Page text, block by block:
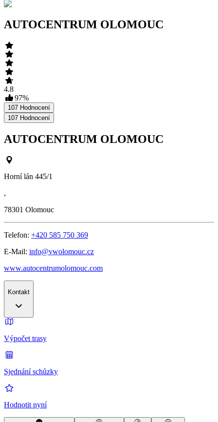
AUTOCENTRUM OLOMOUC
4.8
97%
107 Hodnocení
107 Hodnocení
AUTOCENTRUM OLOMOUC
Horní lán 445/1
,
78301 Olomouc
Telefon: +420 585 750 369
E-Mail: info@vwolomouc.cz
www.autocentrumolomouc.com
Kontakt
Výpočet trasy
Sjednání schůzky
Hodnotit nyní